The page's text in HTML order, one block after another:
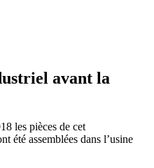
avant la
les pièces de cet
été assemblées dans l’usine